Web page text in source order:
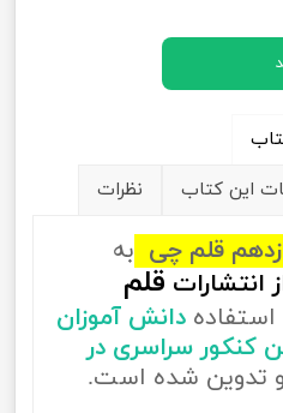
این کتاب
نظرات
قلم چی به
انتشارات قلم
دانش آموزان
کنکور سراسری در
تدوین شده است.